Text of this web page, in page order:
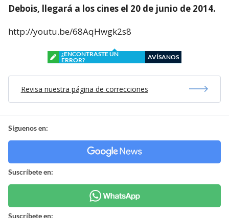
Debois, llegará a los cines el 20 de junio de 2014.
http://youtu.be/68AqHwgk2s8
¿ENCONTRASTE UN
ERROR?
AVÍSANOS
Revisa nuestra página de correcciones
Síguenos en:
Suscríbete en:
Suscríbete en: